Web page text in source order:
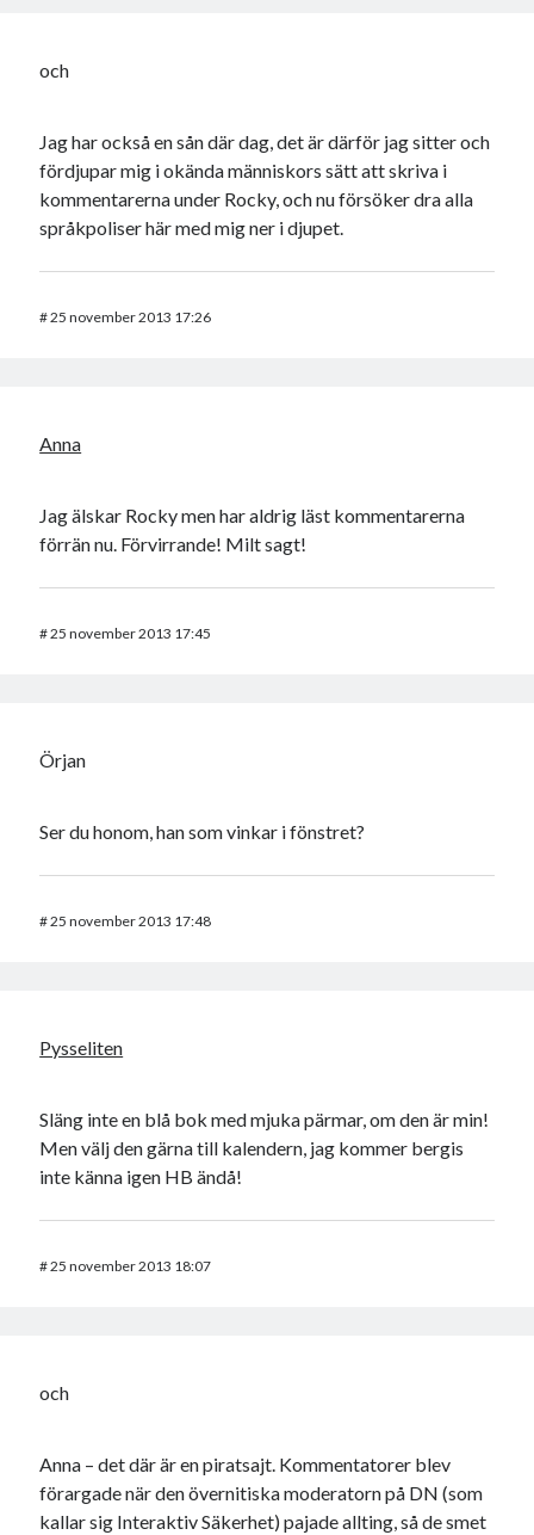
och
Jag har också en sån där dag, det är därför jag sitter och
fördjupar mig i okända människors sätt att skriva i
kommentarerna under Rocky, och nu försöker dra alla
språkpoliser här med mig ner i djupet.
#25 november 2013 17:26
Anna
Jag älskar Rocky men har aldrig läst kommentarerna
förrän nu. Förvirrande! Milt sagt!
#25 november 2013 17:45
Örjan
Ser du honom, han som vinkar i fönstret?
#25 november 2013 17:48
Pysseliten
Släng inte en blå bok med mjuka pärmar, om den är min!
Men välj den gärna till kalendern, jag kommer bergis
inte känna igen HB ändå!
#25 november 2013 18:07
och
Anna – det där är en piratsajt. Kommentatorer blev
förargade när den övernitiska moderatorn på DN (som
kallar sig Interaktiv Säkerhet) pajade allting, så de smet